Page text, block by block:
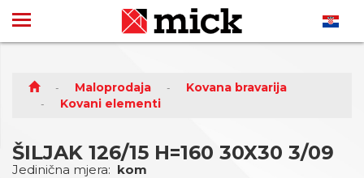
Maloprodaja
Kovana bravarija
Kovani elementi
ŠILJAK 126/15 H=160 30X30 3/09
Jedinična mjera: kom